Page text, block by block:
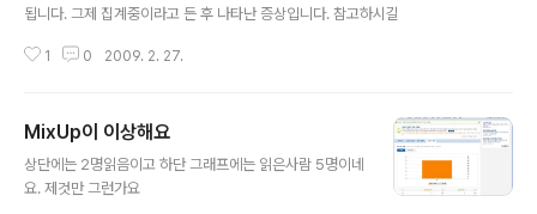
됩니다. 그제 집계중이라고 든 후 나타난 증상입니다. 참고하시길
1 0 2009. 2. 27.
MixUp이 이상해요
상단에는 2명읽음이고 하단 그래프에는 읽은사람 5명이네
요. 제것만 그런가요